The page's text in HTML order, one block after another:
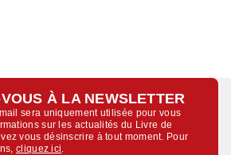
À LA NEWSLETTER
sera uniquement utilisée pour vous
sur les actualités du Livre de
vous désinscrire à tout moment. Pour
cliquez ici